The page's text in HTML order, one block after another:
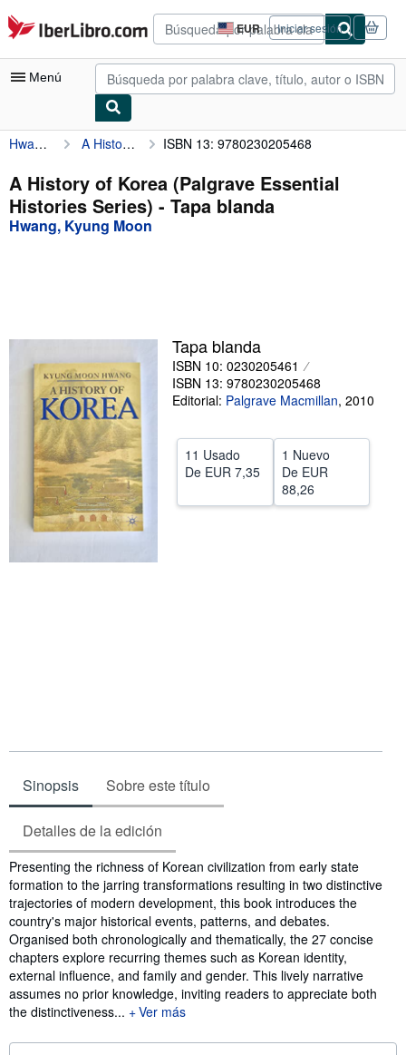
Pasar al contenido principal
IberLibro.com EUR
Preferencias
de
compra
del
Iniciar sesión
Menú
Mi cuenta
Consultar mis pedidos
Búsqueda avanzada
Colecciones
Vendedores
Comenzar a vender
Ayuda
Hwang, Kyung Moon A History of Korea (Palgrave Essential Histories Series) ISBN 13: 9780230205468
A History of Korea (Palgrave Essential
Histories Series) - Tapa blanda
Hwang, Kyung Moon
Tapa blanda
ISBN 10: 0230205461
ISBN 13: 9780230205468
Editorial: Palgrave Macmillan, 2010
11 Usado
De EUR 7,35
1 Nuevo
De EUR
88,26
Sinopsis Sobre este título
Detalles de la edición
Sinopsis
Presenting the richness of Korean civilization from early state
formation to the jarring transformations resulting in two distinctive
trajectories of modern development, this book introduces the
country's major historical events, patterns, and debates.
Organised both chronologically and thematically, the 27 concise
chapters explore recurring themes such as Korean identity,
external influence, and family and gender. This lively narrative
assumes no prior knowledge, inviting readers to appreciate both
the distinctiveness...
Ver más